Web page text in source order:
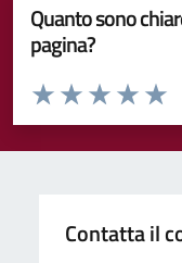
Quanto sono
pagina?
Valuta da 1 a 5 stelle la
Valuta 4
Valuta 3
Valuta 2 stelle
Valuta 1 stelle su 5
Contatta il